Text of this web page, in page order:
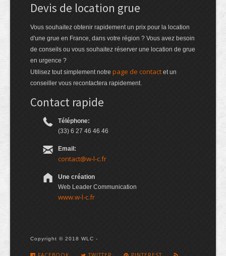
Devis de location grue
Vous souhaitez obtenir rapidement un prix pour la location
d'une grue en France, dans votre région ? Vous avez besoin
de conseils ou vous souhaitez réserver une location de grue
en urgence ?
Utilisez tout simplement notre page de contact et un
conseiller vous recontactera rapidement.
Contact rapide
Téléphone:
(33) 6 27 46 46 46
Email:
contact@w-l-c.fr
Une création
Web Leader Communication
www.w-l-c.fr
Copyright © 2018 WLC -